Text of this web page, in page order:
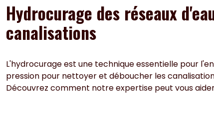
Hydrocurage des réseaux
canalisations
L'hydrocurage est une technique essentielle pour
pression pour nettoyer et déboucher les
Découvrez comment notre expertise peut vous